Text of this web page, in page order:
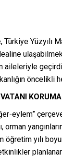
Türkiye
öncelikli
eylem”
yılı